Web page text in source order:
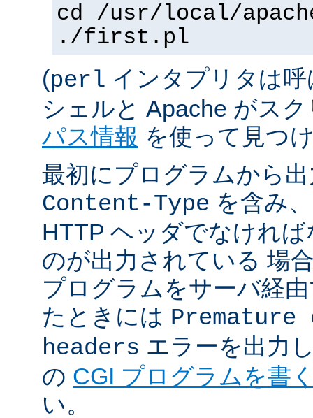
cd /usr/local/
./first.pl
(perl インタプリタは
シェルと Apache がス
パス情報 を使って見つ
最初にプログラムから
Content-Type を含み
HTTP ヘッダでなけれ
のが出力されている 場
プログラムをサーバ経
たときには
headers エラーを出力
の CGI プログラムを書
い。